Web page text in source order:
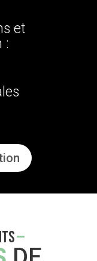
et
:
—